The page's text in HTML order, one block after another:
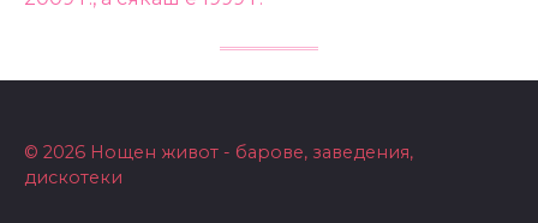
© 2026 Нощен живот - барове, заведения,
дискотеки